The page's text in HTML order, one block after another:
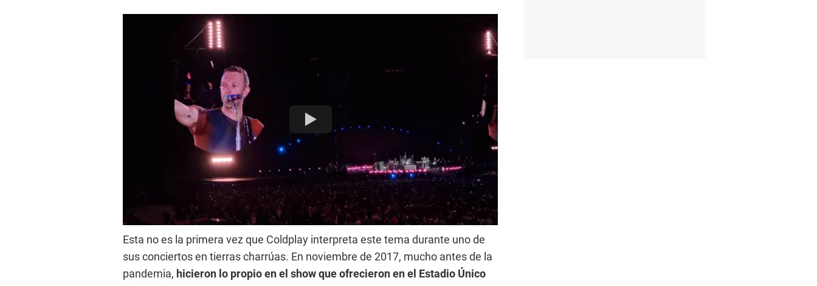
Esta no es la primera vez que Coldplay interpreta este tema durante uno de
sus conciertos en tierras charrúas. En noviembre de 2017, mucho antes de la
pandemia, hicieron lo propio en el show que ofrecieron en el Estadio Único